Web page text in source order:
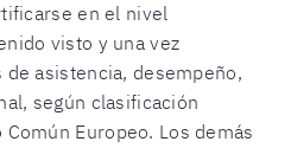
en el nivel
visto y una vez
asistencia, desempeño,
según clasificación
Europeo. Los demás